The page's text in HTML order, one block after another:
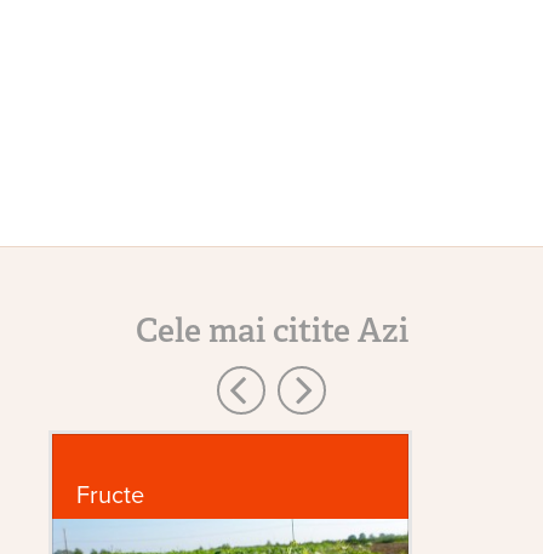
Cele mai citite Azi
Fructe